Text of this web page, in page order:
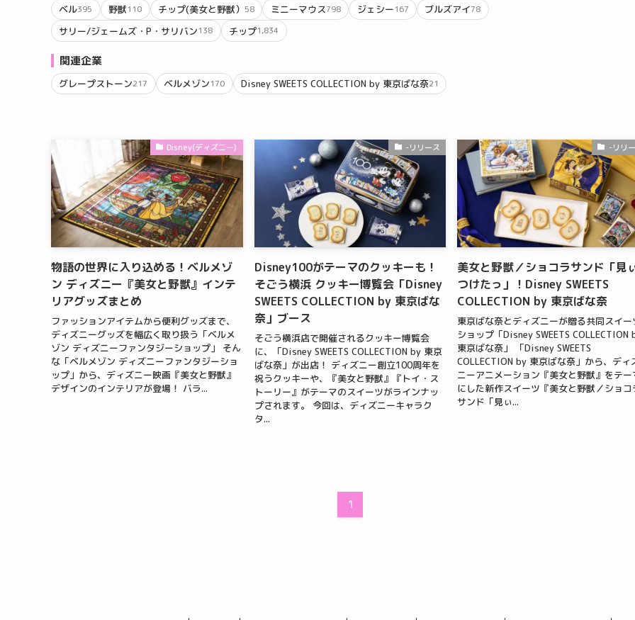
ベル395 野獣110 チップ(美女と野獣） 58 ミニーマウス798 ジェシー167 ブルズアイ78
サリー/ジェームズ・P・サリバン138 チップ1,834
関連企業
グレープストーン217 ベルメゾン170 Disney SWEETS COLLECTION by 東京ばな奈21
Disney(ディズニー)
物語の世界に入り込める！ベルメゾ
ン ディズニー『美女と野獣』インテ
リアグッズまとめ
ファッションアイテムから便利グッズまで、
ディズニーグッズを幅広く取り扱う「ベルメ
ゾン ディズニーファンタジーショップ」 そん
な「ベルメゾン ディズニーファンタジーショ
ップ」から、ディズニー映画『美女と野獣』
デザインのインテリアが登場！ バラ...
-リリース
Disney100がテーマのクッキーも！
そごう横浜 クッキー博覧会「Disney
SWEETS COLLECTION by 東京ばな
奈」ブース
そごう横浜店で開催されるクッキー博覧会
に、「Disney SWEETS COLLECTION by 東京
ばな奈」が出店！ ディズニー創立100周年を
祝うクッキーや、『美女と野獣』『トイ・ス
トーリー』がテーマのスイーツがラインナッ
プされます。 今回は、ディズニーキャラク
タ...
-リリ
美女と野獣／ショコラサンド「見
つけたっ」！Disney SWEETS
COLLECTION by 東京ばな奈
東京ばな奈とディズニーが贈る共同スイー
ショップ「Disney SWEETS COLLECTION
東京ばな奈」 「Disney SWEETS
COLLECTION by 東京ばな奈」から、ディ
ニーアニメーション『美女と野獣』をテー
にした新作スイーツ『美女と野獣／ショコ
サンド「見ぃ...
1